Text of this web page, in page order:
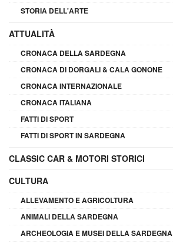
STORIA DELL'ARTE
ATTUALITÀ
CRONACA DELLA SARDEGNA
CRONACA DI DORGALI & CALA GONONE
CRONACA INTERNAZIONALE
CRONACA ITALIANA
FATTI DI SPORT
FATTI DI SPORT IN SARDEGNA
CLASSIC CAR & MOTORI STORICI
CULTURA
ALLEVAMENTO E AGRICOLTURA
ANIMALI DELLA SARDEGNA
ARCHEOLOGIA E MUSEI DELLA SARDEGNA